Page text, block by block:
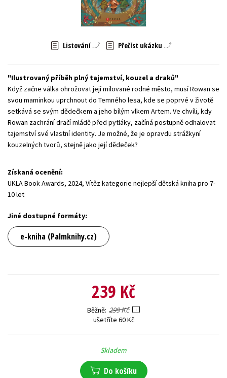
Zahraniční literatura
Listování Přečíst ukázku
Ilustrovaný příběh plný tajemství, kouzel a draků
Když začne válka ohrožovat její milované rodné město, musí Rowan se
svou maminkou uprchnout do Temného lesa, kde se poprvé v životě
setkává se svým dědečkem a jeho bílým vlkem Artem. Ve chvíli, kdy
Rowan zachrání dračí mládě před pytláky, začíná postupně odhalovat
tajemství své vlastní identity. Je možné, že je opravdu strážkyní
kouzelných tvorů, stejně jako její dědeček?
Získaná ocenění:
UKLA Book Awards, 2024, Vítěz kategorie nejlepší dětská kniha pro 7-
10 let
Jiné dostupné formáty:
e-kniha (Palmknihy.cz)
239 Kč
Běžně 299 Kč
ušetříte 60 Kč
Skladem
Do košíku